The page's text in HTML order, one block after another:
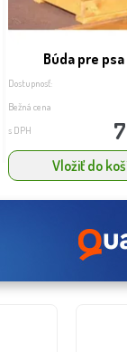
Búda pre psa
Dostupnosť:
Bežná cena
s DPH
Vložiť do